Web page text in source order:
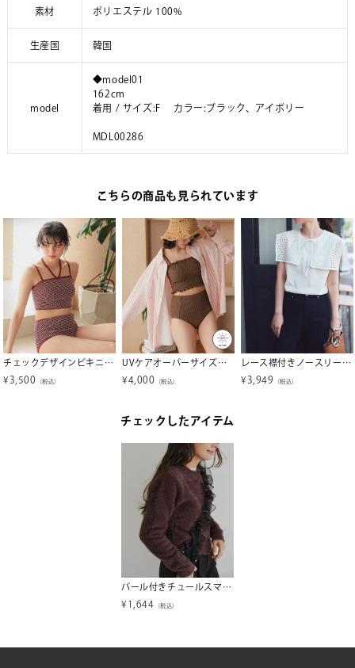
素材 ポリエステル 100%
生産国 韓国
model
◆model01
162cm
着用 / サイズ:F カラー:ブラック、アイボリー
MDL00286
こちらの商品も見られています
チェックデザインビキニ/水着【メール便可／100】
¥ 3,500 （税込）
UVケアオーバーサイズシャツ/ラッシュガード
¥4,000 （税込）
レース襟付きノースリーブトップス【メール便可／40】
¥ 3,949 （税込）
チェックしたアイテム
パール付きチュールスマホショルダー【メール便可／40】
¥ 1,644 （税込）